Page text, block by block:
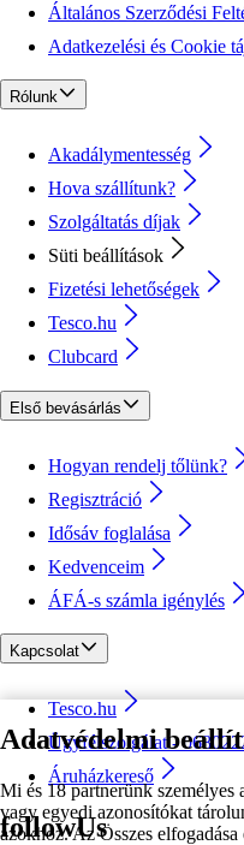
Adatvédelmi
Mi és 18 partnerünk személyes
vagy egyedi azonosítókat
azokhoz. Az Összes
Általános Szerződési
Adatkezelési és Cookie
Rólunk
Akadálymentesség
Hova szállítunk?
Szolgáltatás díjak
Süti beállítások
Fizetési lehetőségek
Tesco.hu
Clubcard
Első bevásárlás
Hogyan rendelj tőlünk?
Regisztráció
Idősáv foglalása
Kedvenceim
ÁFÁ-s számla igénylés
Kapcsolat
Tesco.hu
Ügyfélszolgálat -
Áruházkereső
followUs